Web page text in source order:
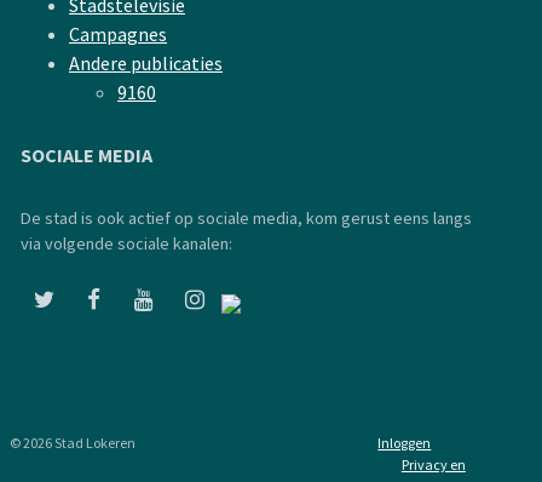
Stadstelevisie
Campagnes
Andere publicaties
9160
SOCIALE MEDIA
De stad is ook actief op sociale media, kom gerust eens langs
via volgende sociale kanalen:
© 2026 Stad Lokeren
Inloggen
Privacy en